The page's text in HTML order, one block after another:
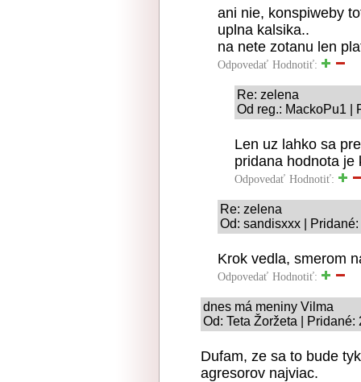
ani nie, konspiweby
uplna kalsika..
na nete zotanu len
Odpovedať Hodnotiť:
Re: zelena
Od reg.: MackoPu1 |
Len uz lahko sa
pridana hodnota je
Odpovedať Hodnotiť:
Re: zelena
Od: sandisxxx |
Krok vedla, smerom
Odpovedať Hodnotiť:
dnes má meniny Vilma
Od: Teta Žoržeta | Pridané:
Dufam, ze sa to bude
agresorov najviac.